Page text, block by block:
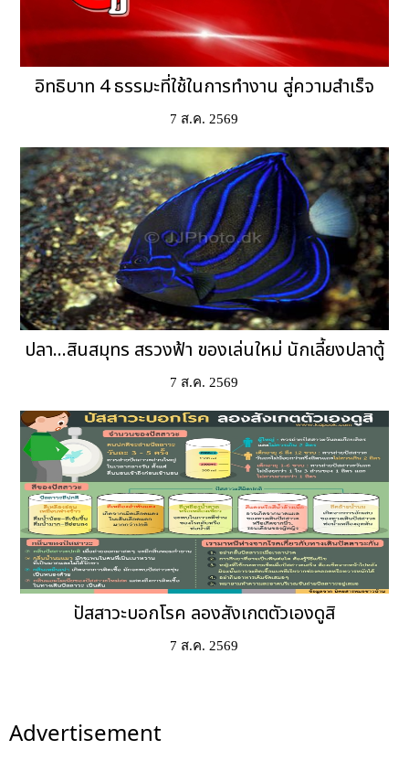
อิทธิบาท 4 ธรรมะที่ใช้ในการทำงาน สู่ความสำเร็จ
7 ส.ค. 2569
ปลา...สินสมุทร สรวงฟ้า ของเล่นใหม่ นักเลี้ยงปลาตู้
7 ส.ค. 2569
ปัสสาวะบอกโรค ลองสังเกตตัวเองดูสิ
7 ส.ค. 2569
Advertisement